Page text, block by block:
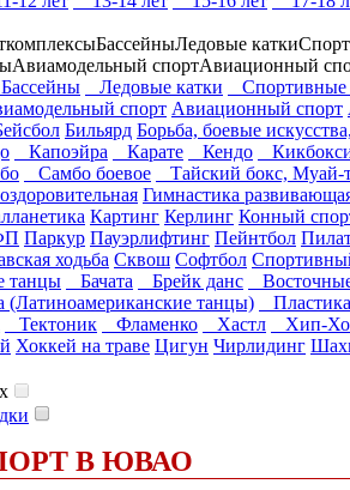
БассейныЛедовые катки
Авиамодельный спортАвиационный
Ледовые катки Спортивные
спорт Авиационный спорт
Бильярд Борьба, боевые
Капоэйра Карате Кендо
Самбо боевое Тайский бокс, Муай-
Гимнастика
Картинг Керлинг Конный
Паркур Пауэрлифтинг Пейнтбол
ходьба Сквош Софтбол
танцы Бачата Брейк данс
(Латиноамериканские танцы) Пластика
Тектоник Фламенко Хастл Хип-
Хоккей на траве Цигун Чирлидинг
В ЮВАО